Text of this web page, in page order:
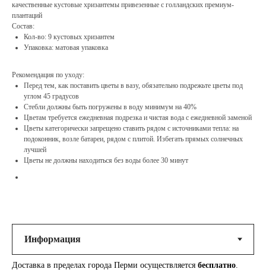
качественные кустовые хризантемы привезенные с голландских премиум-
плантаций
Состав:
Кол-во: 9 кустовых хризантем
Упаковка: матовая упаковка
Рекомендация по уходу:
Перед тем, как поставить цветы в вазу, обязательно подрежьте цветы под
углом 45 градусов
Стебли должны быть погружены в воду минимум на 40%
Цветам требуется ежедневная подрезка и чистая вода с ежедневной заменой
Цветы категорически запрещено ставить рядом с источниками тепла: на
подоконник, возле батареи, рядом с плитой. Избегать прямых солнечных
лучшей
Цветы не должны находиться без воды более 30 минут
Доставка в пределах города Перми осуществляется бесплатно.